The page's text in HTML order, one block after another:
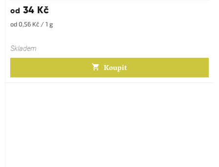
hvězdiček.
od 34 Kč
Měrná
od 0,56 Kč / 1 g
Skladem
Koupit